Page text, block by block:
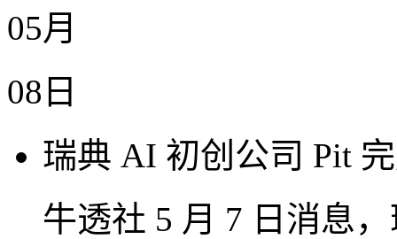
05月
08日
瑞典 AI 初创公司 Pit
牛透社 5 月 7 日消息